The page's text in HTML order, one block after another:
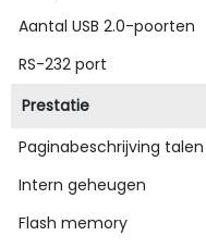
Aantal USB 2.0-poorten
RS-232 port
Prestatie
Paginabeschrijving talen
Intern geheugen
Flash memory